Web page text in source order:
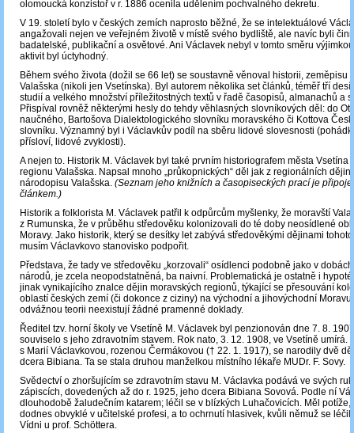
olomoucká konzistoř v r. 1886 ocenila udělením pochvalného dekretu.
V 19. století bylo v českých zemích naprosto běžné, že se intelektuálové
angažovali nejen ve veřejném životě v místě svého bydliště, ale navíc byli
badatelské, publikační a osvětové. Ani Václavek nebyl v tomto směru
aktivit byl úctyhodný.
Během svého života (dožil se 66 let) se soustavně věnoval historii, zeměpisu
Valašska (nikoli jen Vsetínska). Byl autorem několika set článků, téměř tří
studií a velkého množství příležitostných textů v řadě časopisů, almanachů a
Přispíval rovněž některými hesly do tehdy věhlasných slovníkových děl: do
naučného, Bartošova Dialektologického slovníku moravského či Kottova
slovníku. Významný byl i Václavkův podíl na sběru lidové slovesnosti
přísloví, lidové zvyklosti).
A nejen to. Historik M. Václavek byl také prvním historiografem města Vsetína
regionu Valašska. Napsal mnoho „průkopnických“ děl jak z regionálních
národopisu Valašska. (Seznam jeho knižních a časopiseckých prací je
článkem.)
Historik a folklorista M. Václavek patřil k odpůrcům myšlenky, že moravští
z Rumunska, že v průběhu středověku kolonizovali do té doby neosídlené
Moravy. Jako historik, který se desítky let zabývá středověkými dějinami
musím Václavkovo stanovisko podpořit.
Představa, že tady ve středověku „korzovali“ osídlenci podobně jako v
národů, je zcela neopodstatněná, ba naivní. Problematická je ostatně i
jinak vynikajícího znalce dějin moravských regionů, týkající se přesouvání
oblastí českých zemí (či dokonce z ciziny) na východní a jihovýchodní
odvážnou teorii neexistují žádné pramenné doklady.
Ředitel tzv. horní školy ve Vsetíně M. Václavek byl penzionován dne 7. 8.
souviselo s jeho zdravotním stavem. Rok nato, 3. 12. 1908, ve Vsetíně umírá.
s Marií Václavkovou, rozenou Čermákovou († 22. 1. 1917), se narodily dvě
dcera Bibiana. Ta se stala druhou manželkou místního lékaře MUDr. F. Sovy.
Svědectví o zhoršujícím se zdravotním stavu M. Václavka podává ve svých
zápiscích, dovedených až do r. 1925, jeho dcera Bibiana Sovová. Podle ní
dlouhodobě žaludečním katarem; léčil se v blízkých Luhačovicích. Měl potíže,
dodnes obvyklé v učitelské profesi, a to ochrnutí hlasivek, kvůli němuž se léčil
Vídni u prof. Schöttera.